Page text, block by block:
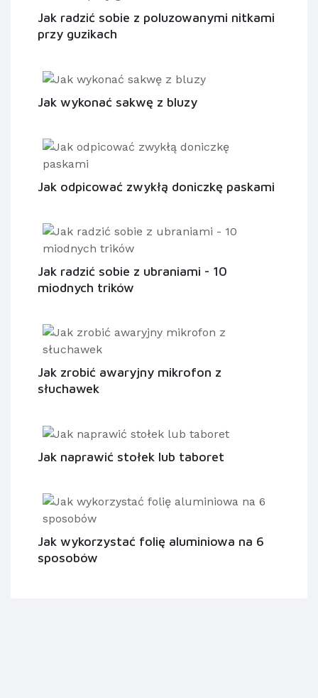
Jak radzić sobie z poluzowanymi nitkami
przy guzikach
Jak wykonać sakwę z bluzy
Jak odpicować zwykłą doniczkę paskami
Jak radzić sobie z ubraniami - 10
miodnych trików
Jak zrobić awaryjny mikrofon z
słuchawek
Jak naprawić stołek lub taboret
Jak wykorzystać folię aluminiowa na 6
sposobów